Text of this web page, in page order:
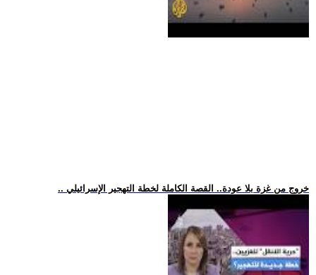
.. خروج من غزة بلا عودة.. القصة الكاملة لخطة التهجير الإسرائيلي